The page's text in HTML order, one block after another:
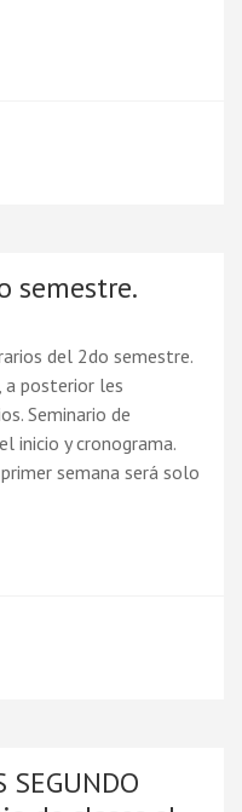
semestre.
del 2do semestre.
posterior les
Seminario de
inicio y cronograma.
semana será solo
SEGUNDO